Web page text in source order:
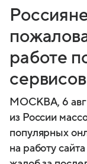
работе
сервисов
МОСКВА, 6 авг
из России
популярных
на работу